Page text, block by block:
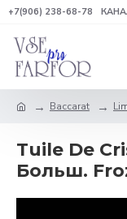
+7(906) 238-68-78
Baccarat
Tuile De
Больш.